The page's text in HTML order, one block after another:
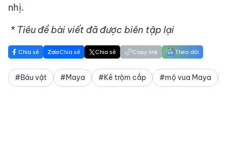
nhị.
* Tiêu đề bài viết đã được biên tập lại
Chia sẻ Chia sẻ Chia sẻ Copy link Theo dõi
#Báu vật #Maya #Kẻ trộm cắp #mộ vua Maya